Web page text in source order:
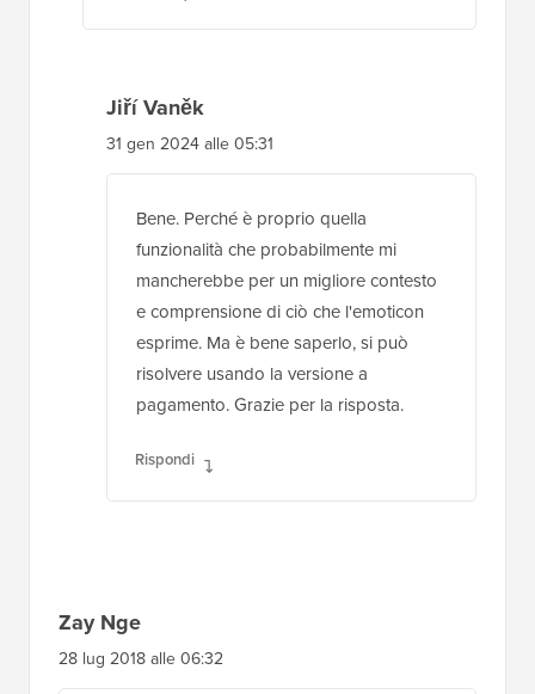
Jiří Vaněk
31 gen 2024 alle 05:31
Bene. Perché è proprio quella
funzionalità che probabilmente mi
mancherebbe per un migliore contesto
e comprensione di ciò che l'emoticon
esprime. Ma è bene saperlo, si può
risolvere usando la versione a
pagamento. Grazie per la risposta.
Rispondi
Zay Nge
28 lug 2018 alle 06:32